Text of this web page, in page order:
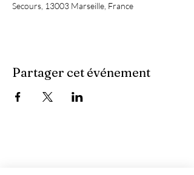
Secours, 13003 Marseille, France
Partager cet événement